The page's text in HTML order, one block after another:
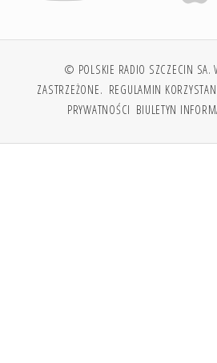
© POLSKIE RADIO SZCZECIN SA.
ZASTRZEŻONE. REGULAMIN
PRYWATNOŚCI BIULETYN